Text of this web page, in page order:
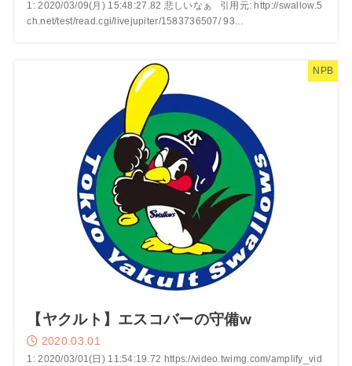
1: 2020/03/09(月) 15:48:27.82 悲しいなぁ 引用元: http://swallow.5
ch.net/test/read.cgi/livejupiter/1583736507/ 93...
NPB
【ヤクルト】エスコバーの守備w
2020.03.01
1: 2020/03/01(日) 11:54:19.72 https://video.twimg.com/amplify_vid